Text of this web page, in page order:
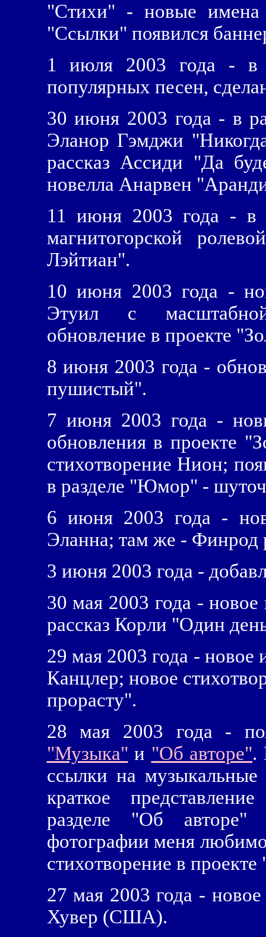
"Стихи" - новые
"Ссылки" появился
1 июля 2003 года - в
популярных песен,
30 июня 2003 года - в
Эланор Гэмджи
рассказ Ассиди "Да
новелла Анарвен
11 июня 2003 года - в
магнитогорской
Лэйтиан".
10 июня 2003 года -
Этуил с
обновление в проекте
8 июня 2003 года -
пушистый".
7 июня 2003 года -
обновления в проекте
стихотворение Нион;
в разделе "Юмор" -
6 июня 2003 года -
Эланна; там же - Финрод
3 июня 2003 года -
30 мая 2003 года -
рассказ Корли "Один
29 мая 2003 года -
Канцлер; новое
прорасту".
28 мая 2003 года -
"Музыка" и "Об авторе".
ссылки на
краткое
разделе "Об авторе"
фотографии меня
стихотворение в
27 мая 2003 года -
Хувер (США).